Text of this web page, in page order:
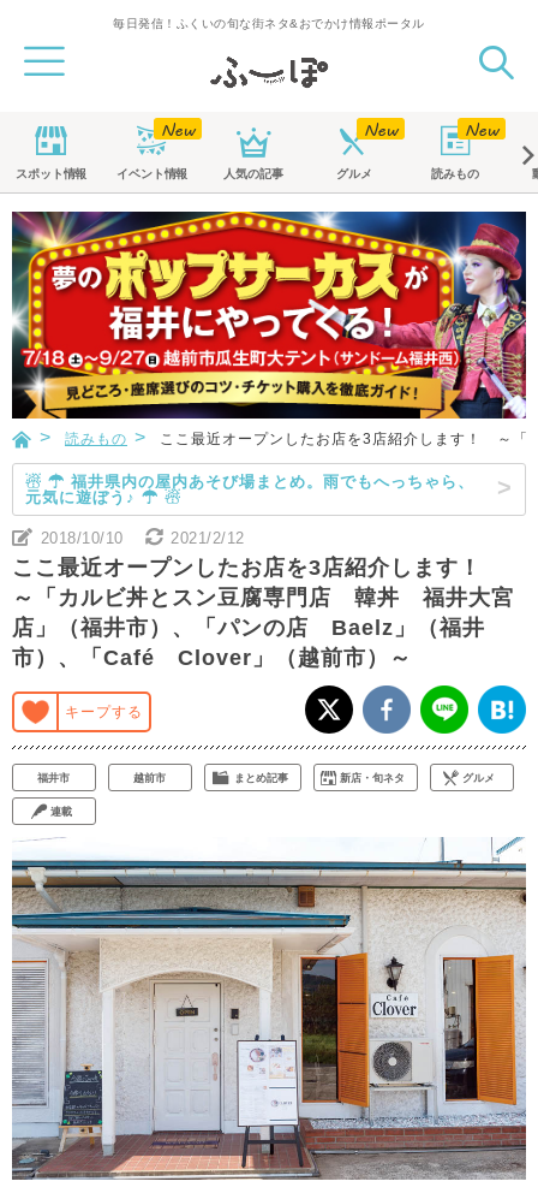
毎日発信！ふくいの旬な街ネタ&おでかけ情報ポータル
スポット情報 イベント情報 人気の記事 グルメ 読みもの
読みもの ここ最近オープンしたお店を3店紹介します！ ～
☃ ☂ 福井県内の屋内あそび場まとめ。雨でもへっちゃら、
元気に遊ぼう♪ ☂ ☃
2018/10/10 2021/2/12
ここ最近オープンしたお店を3店紹介します！
～「カルビ丼とスン豆腐専門店 韓丼 福井大宮
店」（福井市）、「パンの店 Baelz」（福井
市）、「Café Clover」（越前市）～
キープする
福井市 越前市 まとめ記事 新店・旬ネタ グルメ
連載